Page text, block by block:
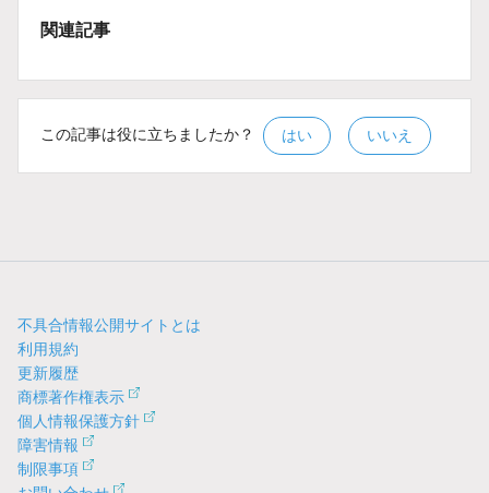
関連記事
この記事は役に立ちましたか？ はい いいえ
不具合情報公開サイトとは
利用規約
更新履歴
商標著作権表示
個人情報保護方針
障害情報
制限事項